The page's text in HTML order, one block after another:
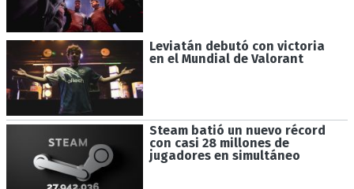
Leviatán debutó con victoria
en el Mundial de Valorant
Steam batió un nuevo récord
con casi 28 millones de
jugadores en simultáneo